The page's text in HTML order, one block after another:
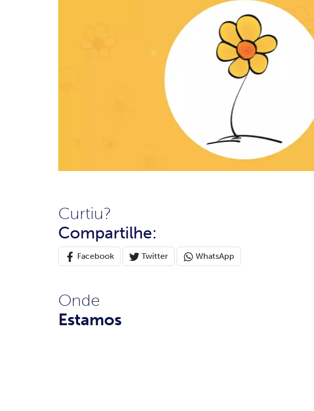
Curtiu?
Compartilhe:
Facebook Twitter WhatsApp
Onde
Estamos